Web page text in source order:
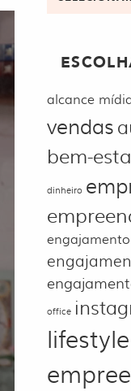
alcance
vendas
bem-
dinheiro
office
lifestyle